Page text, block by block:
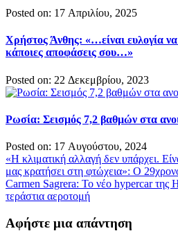
Posted on: 17 Απριλίου, 2025
Χρήστος Άνθης: «…είναι ευλογία να
κάποιες αποφάσεις σου…»
Posted on: 22 Δεκεμβρίου, 2023
Ρωσία: Σεισμός 7,2 βαθμών στα
Posted on: 17 Αυγούστου, 2024
Πλοήγηση
άρθρων
«Η κλιματική αλλαγή δεν υπάρχει.
μας κρατήσει στη φτώχεια»: Ο
Carmen Sagrera: Το νέο hypercar της
τεράστια αεροτομή
Αφήστε μια απάντηση